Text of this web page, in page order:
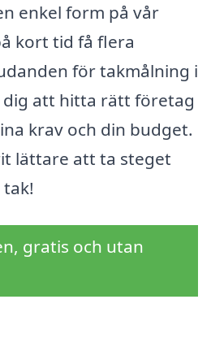
enkel form på vår
kort tid få flera
för takmålning i
dig att hitta rätt företag
krav och din budget.
lättare att ta steget
gratis och utan